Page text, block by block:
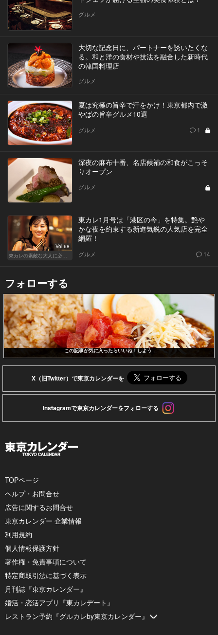
グルメ
大切な記念日に、パートナーを誘いたくな
る。和と洋の食材や技法を融合した新時代
の韓国料理店
グルメ
夏は究極の旨辛で汗をかけ！東京都内で激
やばの旨辛グルメ10選
グルメ 1
深夜の麻布十番、名店候補の和食がこっそ
りオープン
グルメ
Vol.68
東カレ1月号は「港区の今」を特集。艶や
かな夜を約束する新進気鋭の人気店を完全
網羅！
グルメ 14
フォローする
この記事が気に入ったらいいね！しよう
X（旧Twitter）で東京カレンダーを
Instagramで東京カレンダーをフォローする
TOPページ
ヘルプ・お問合せ
広告に関するお問合せ
東京カレンダー 企業情報
利用規約
個人情報保護方針
著作権・免責事項について
特定商取引法に基づく表示
月刊誌『東京カレンダー』
婚活・恋活アプリ『東カレデート』
レストラン予約『グルカレby東京カレンダー』